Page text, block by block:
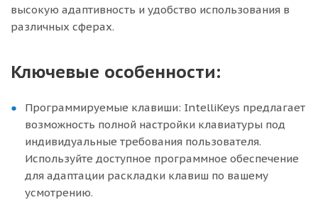
высокую адаптивность и удобство использования в
различных сферах.
Ключевые особенности:
Программируемые клавиши: IntelliKeys предлагает
возможность полной настройки клавиатуры под
индивидуальные требования пользователя.
Используйте доступное программное обеспечение
для адаптации раскладки клавиш по вашему
усмотрению.